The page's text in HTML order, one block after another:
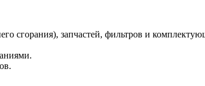
сгорания), запчастей, фильтров и